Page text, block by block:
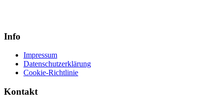
Info
Impressum
Datenschutzerklärung
Cookie-Richtlinie
Kontakt